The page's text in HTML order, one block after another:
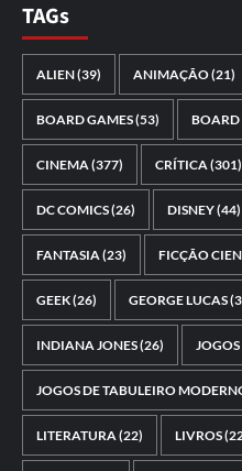
TAGs
ALIEN(39) ANIMAÇÃO(21)
BOARD GAMES(53) BOARD
CINEMA(377) CRÍTICA(301)
DC COMICS(26) DISNEY(44)
FANTASIA(23) FICÇÃO
GEEK(26) GEORGE LUCAS
INDIANA JONES(26)
JOGOS DE TABULEIRO
LITERATURA(22) LIVROS